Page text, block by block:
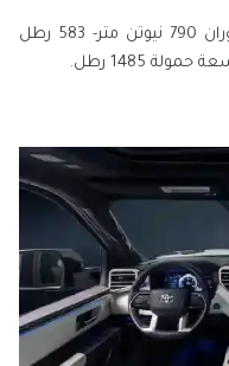
مع قوة محرك 437 حصان و عزم دوران 790 نيوتن متر- 583 رطل